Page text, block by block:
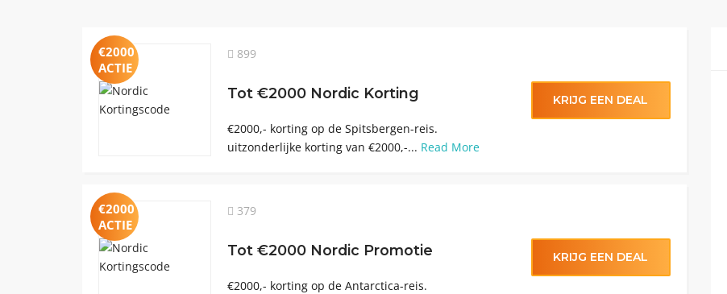
€2000
ACTIE
899
Tot €2000 Nordic Korting
€2000,- korting op de Spitsbergen-reis.
uitzonderlijke korting van €2000,-... Read More
KRIJG EEN DEAL
€2000
ACTIE
379
Tot €2000 Nordic Promotie
€2000,- korting op de Antarctica-reis.
KRIJG EEN DEAL